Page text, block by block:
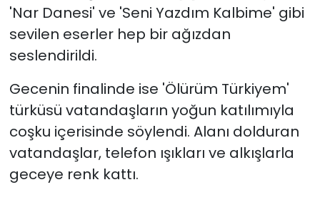
'Nar Danesi' ve 'Seni Yazdım Kalbime' gibi
sevilen eserler hep bir ağızdan
seslendirildi.
Gecenin finalinde ise 'Ölürüm Türkiyem'
türküsü vatandaşların yoğun katılımıyla
coşku içerisinde söylendi. Alanı dolduran
vatandaşlar, telefon ışıkları ve alkışlarla
geceye renk kattı.